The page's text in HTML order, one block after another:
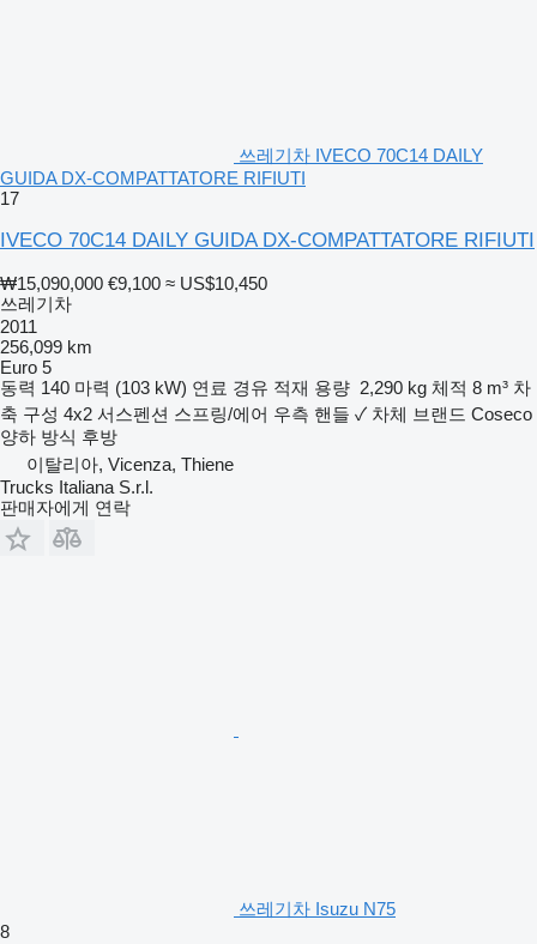
쓰레기차 IVECO 70C14 DAILY
GUIDA DX-COMPATTATORE RIFIUTI
17
IVECO 70C14 DAILY GUIDA DX-COMPATTATORE RIFIUTI
₩15,090,000 €9,100 ≈ US$10,450
쓰레기차
2011
256,099 km
Euro 5
동력 140 마력 (103 kW) 연료 경유 적재 용량 2,290 kg 체적 8 m³ 차
축 구성 4x2 서스펜션 스프링/에어 우측 핸들 ✓ 차체 브랜드 Coseco
양하 방식 후방
이탈리아, Vicenza, Thiene
Trucks Italiana S.r.l.
판매자에게 연락
쓰레기차 Isuzu N75
8